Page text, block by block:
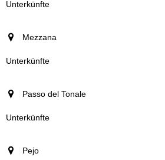
Mezzana
Passo del Tonale
Pejo